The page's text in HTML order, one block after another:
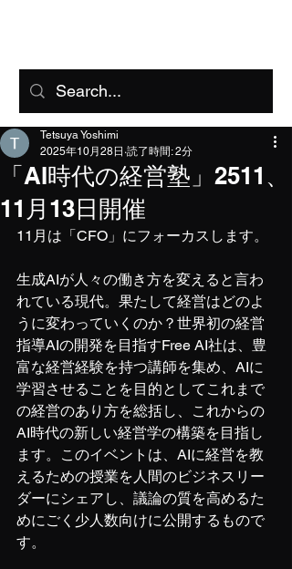
「AI時代の経営塾」2511、
11月13日開催
Tetsuya Yoshimi
2025年10月28日 読了時間: 2分
11月は「CFO」にフォーカスします。
生成AIが人々の働き方を変えると言わ
れている現代。果たして経営はどのよ
うに変わっていくのか？世界初の経営
指導AIの開発を目指すFree AI社は、豊
富な経営経験を持つ講師を集め、AIに
学習させることを目的としてこれまで
の経営のあり方を総括し、これからの
AI時代の新しい経営学の構築を目指し
ます。このイベントは、AIに経営を教
えるための授業を人間のビジネスリー
ダーにシェアし、議論の質を高めるた
めにごく少人数向けに公開するもので
す。